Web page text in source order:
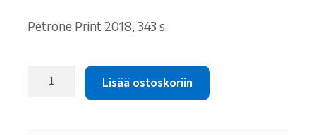
oli:
on:
Petrone Print 2018, 343 s.
Lisää ostoskoriin